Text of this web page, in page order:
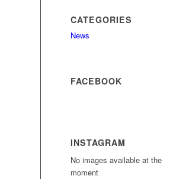
CATEGORIES
News
FACEBOOK
INSTAGRAM
No images available at the
moment